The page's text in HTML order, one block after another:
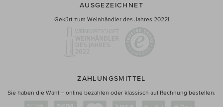
AUSGEZEICHNET
Gekürt zum Weinhändler des Jahres 2022!
ZAHLUNGSMITTEL
Sie haben die Wahl – online bezahlen oder klassisch auf Rechnung bestellen.